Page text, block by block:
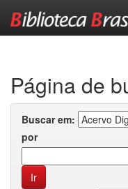
Página de
Buscar em:
por